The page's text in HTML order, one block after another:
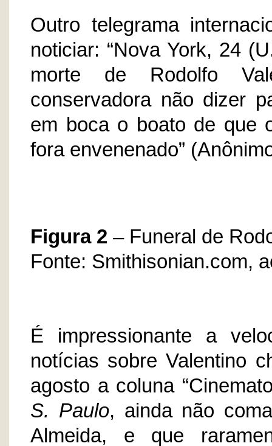
Outro telegrama
noticiar: “Nova York, 24
morte de Rodolfo
conservadora não dizer
em boca o boato de que
fora envenenado”
Figura 2 – Funeral de
Fonte: Smithisonian.com,
É impressionante a
notícias sobre Valentino
agosto a coluna
S. Paulo, ainda não
Almeida, e que